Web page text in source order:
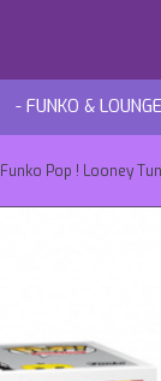
- FUNKO &
Funko Pop ! Looney